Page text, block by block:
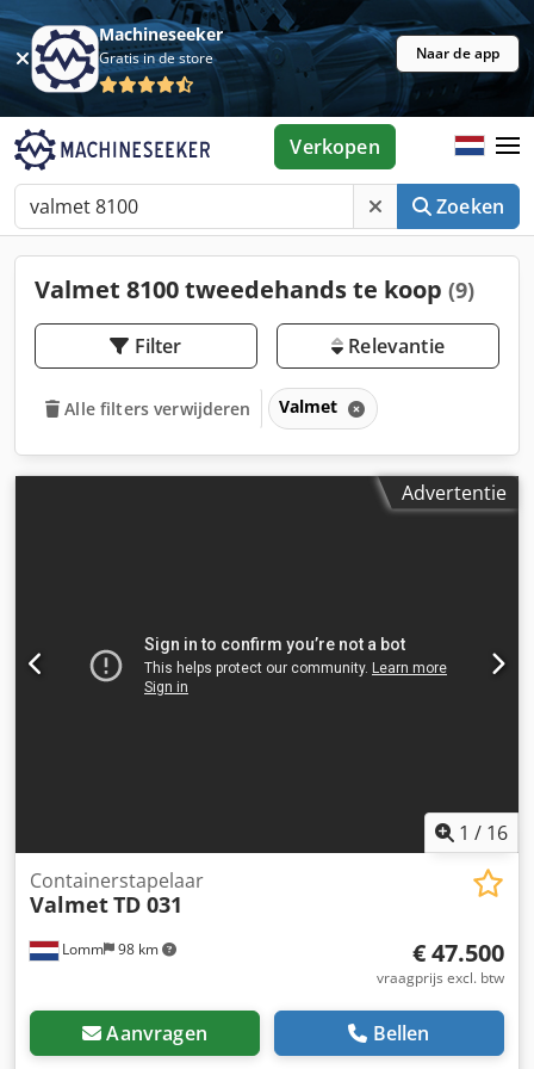
Machineseeker
Gratis in de store Naar de app
Zoeken
Verkopen
Valmet 8100 tweedehands te koop (9)
Filter Relevantie
Alle filters verwijderen Valmet
Advertentie
1 / 16
Lomm 98 km
Containerstapelaar
ValmetTD 031
€ 47.500
vraagprijs excl. btw
Aanvragen Bellen